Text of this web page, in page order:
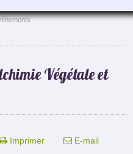
Végétale et
Imprimer E-mail